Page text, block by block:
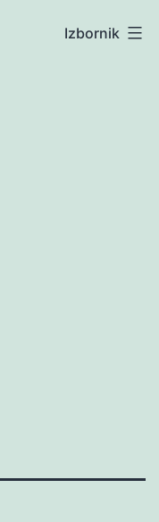
Izbornik